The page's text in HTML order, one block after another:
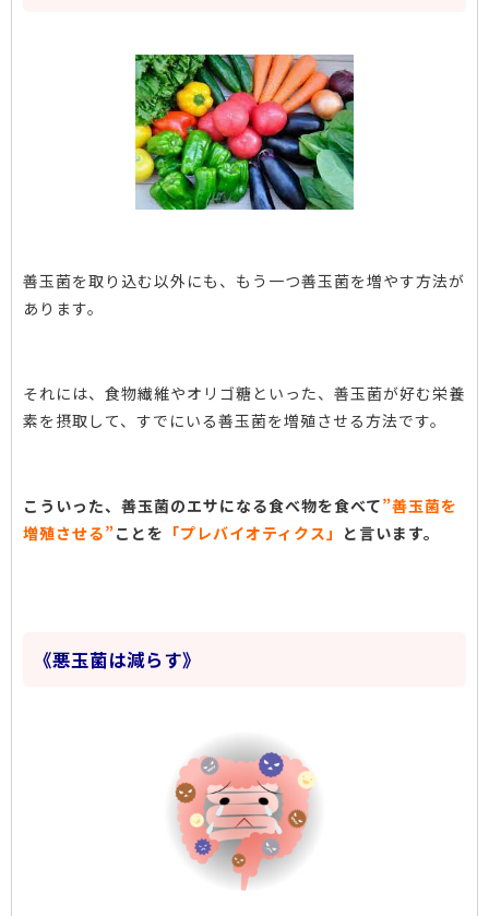
善玉菌を取り込む以外にも、もう一つ善玉菌を増やす方法が
あります。
それには、食物繊維やオリゴ糖といった、善玉菌が好む栄養
素を摂取して、すでにいる善玉菌を増殖させる方法です。
こういった、善玉菌のエサになる食べ物を食べて”善玉菌を
増殖させる”ことを 「プレバイオティクス」 と言います。
《悪玉菌は減らす》